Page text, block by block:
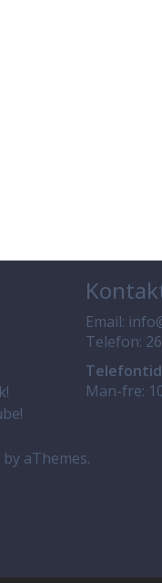
Email:
Telefon:
Telefontid
Man-fre:
by aThemes.